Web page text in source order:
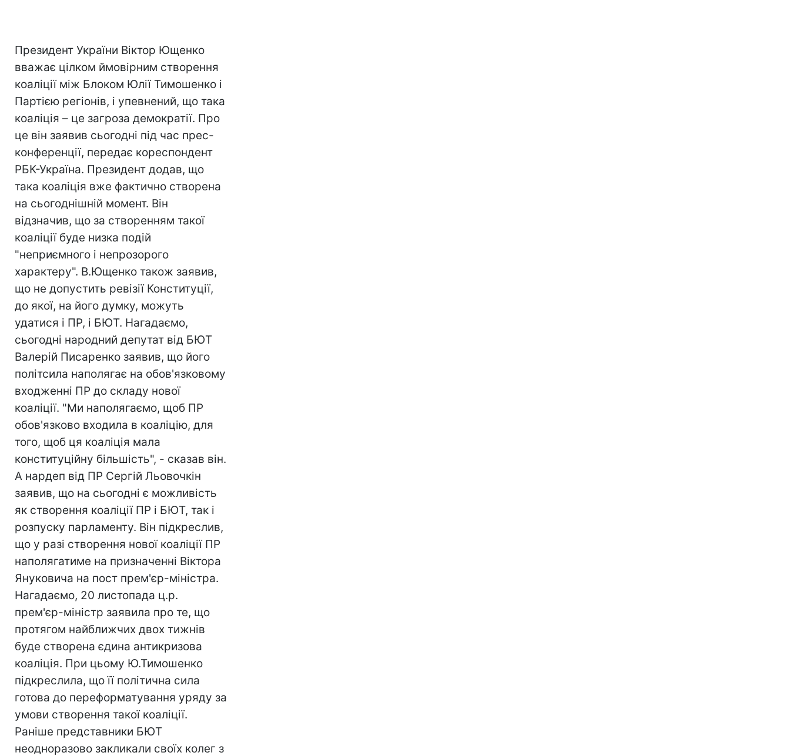
Президент України Віктор Ющенко
вважає цілком ймовірним створення
коаліції між Блоком Юлії Тимошенко і
Партією регіонів, і упевнений, що така
коаліція – це загроза демократії. Про
це він заявив сьогодні під час прес-
конференції, передає кореспондент
РБК-Україна. Президент додав, що
така коаліція вже фактично створена
на сьогоднішній момент. Він
відзначив, що за створенням такої
коаліції буде низка подій
"неприємного і непрозорого
характеру". В.Ющенко також заявив,
що не допустить ревізії Конституції,
до якої, на його думку, можуть
удатися і ПР, і БЮТ. Нагадаємо,
сьогодні народний депутат від БЮТ
Валерій Писаренко заявив, що його
політсила наполягає на обов'язковому
входженні ПР до складу нової
коаліції. "Ми наполягаємо, щоб ПР
обов'язково входила в коаліцію, для
того, щоб ця коаліція мала
конституційну більшість", - сказав він.
А нардеп від ПР Сергій Льовочкін
заявив, що на сьогодні є можливість
як створення коаліції ПР і БЮТ, так і
розпуску парламенту. Він підкреслив,
що у разі створення нової коаліції ПР
наполягатиме на призначенні Віктора
Януковича на пост прем'єр-міністра.
Нагадаємо, 20 листопада ц.р.
прем'єр-міністр заявила про те, що
протягом найближчих двох тижнів
буде створена єдина антикризова
коаліція. При цьому Ю.Тимошенко
підкреслила, що її політична сила
готова до переформатування уряду за
умови створення такої коаліції.
Раніше представники БЮТ
неодноразово закликали своїх колег з